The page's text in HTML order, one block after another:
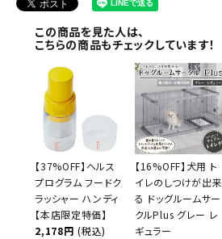
この商品を見た人は、
こちらの商品もチェックしています！
【37%OFF】ヘルス
プログラム フードク
ラッシャー ハンディ
【本店限定特価】
2,178円 (税込)
【16%OFF】犬用 ト
イレのしつけが出来
る ドッグルームサー
クルPlus グレー レ
ギュラー